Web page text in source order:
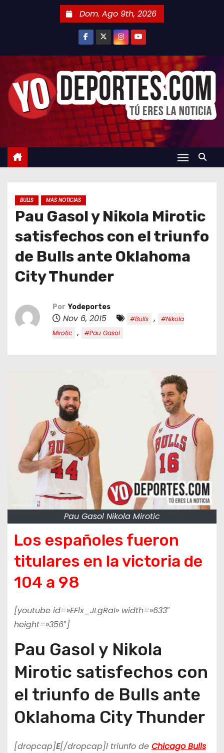
n
Dom. Ago 9th, 2026
BULLS MAS NOTICIAS
Pau Gasol y Nikola Mirotic
satisfechos con el triunfo
de Bulls ante Oklahoma
City Thunder
Por Yodeportes
Nov 6, 2015 #Bulls ,
#Nikola
Mirotic
, #Pau Gasol
Pau Gasol Nikola Mirotic
Los españoles fueron
titulares en la victoria de
104 a 98
[youtube id=»EFlx_JLgRaI» width=»633″
height=»356″]
Pau Gasol y Nikola
Mirotic satisfechos con
el triunfo de Bulls ante
Oklahoma City Thunder
[dropcap]E[/dropcap]l triunfo de Chicago Bulls